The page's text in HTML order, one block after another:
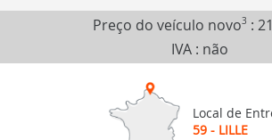
Preço do veículo novo3 :
IVA : não
Local de
59 - LILLE